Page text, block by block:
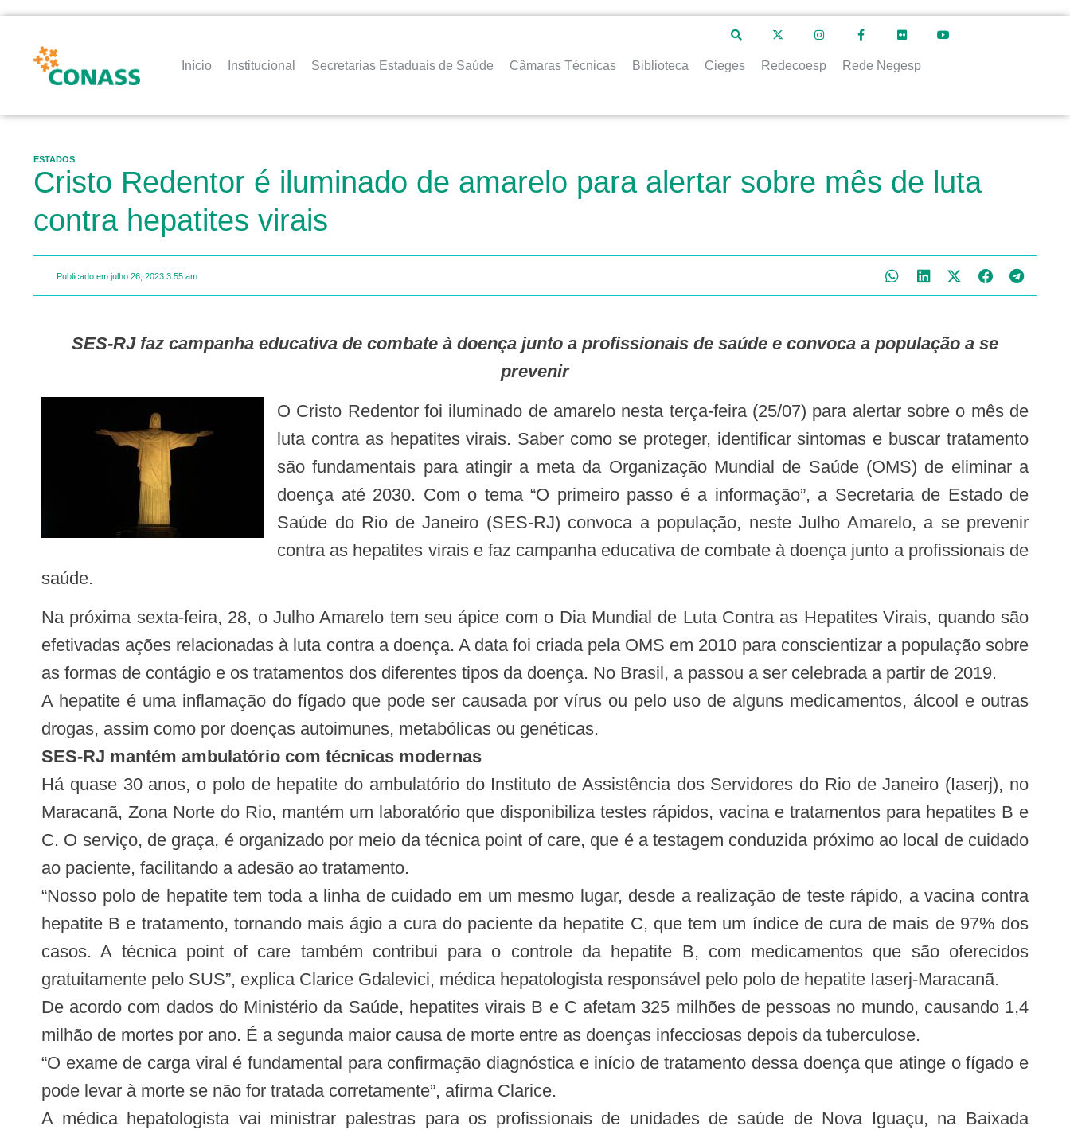
Início Institucional Secretarias Estaduais de Saúde Câmaras Técnicas Biblioteca Cieges Redecoesp Rede Negesp
ESTADOS
Cristo Redentor é iluminado de amarelo para alertar sobre mês de luta
contra hepatites virais
Publicado em julho 26, 2023 3:55 am
SES-RJ faz campanha educativa de combate à doença junto a profissionais de saúde e convoca a população a se
prevenir
O Cristo Redentor foi iluminado de amarelo nesta terça-feira (25/07) para alertar sobre o mês de
luta contra as hepatites virais. Saber como se proteger, identificar sintomas e buscar tratamento
são fundamentais para atingir a meta da Organização Mundial de Saúde (OMS) de eliminar a
doença até 2030. Com o tema “O primeiro passo é a informação”, a Secretaria de Estado de
Saúde do Rio de Janeiro (SES-RJ) convoca a população, neste Julho Amarelo, a se prevenir
contra as hepatites virais e faz campanha educativa de combate à doença junto a profissionais de
saúde.
Na próxima sexta-feira, 28, o Julho Amarelo tem seu ápice com o Dia Mundial de Luta Contra as Hepatites Virais, quando são
efetivadas ações relacionadas à luta contra a doença. A data foi criada pela OMS em 2010 para conscientizar a população sobre
as formas de contágio e os tratamentos dos diferentes tipos da doença. No Brasil, a passou a ser celebrada a partir de 2019.
A hepatite é uma inflamação do fígado que pode ser causada por vírus ou pelo uso de alguns medicamentos, álcool e outras
drogas, assim como por doenças autoimunes, metabólicas ou genéticas.
SES-RJ mantém ambulatório com técnicas modernas
Há quase 30 anos, o polo de hepatite do ambulatório do Instituto de Assistência dos Servidores do Rio de Janeiro (Iaserj), no
Maracanã, Zona Norte do Rio, mantém um laboratório que disponibiliza testes rápidos, vacina e tratamentos para hepatites B e
C. O serviço, de graça, é organizado por meio da técnica point of care, que é a testagem conduzida próximo ao local de cuidado
ao paciente, facilitando a adesão ao tratamento.
“Nosso polo de hepatite tem toda a linha de cuidado em um mesmo lugar, desde a realização de teste rápido, a vacina contra
hepatite B e tratamento, tornando mais ágio a cura do paciente da hepatite C, que tem um índice de cura de mais de 97% dos
casos. A técnica point of care também contribui para o controle da hepatite B, com medicamentos que são oferecidos
gratuitamente pelo SUS”, explica Clarice Gdalevici, médica hepatologista responsável pelo polo de hepatite Iaserj-Maracanã.
De acordo com dados do Ministério da Saúde, hepatites virais B e C afetam 325 milhões de pessoas no mundo, causando 1,4
milhão de mortes por ano. É a segunda maior causa de morte entre as doenças infecciosas depois da tuberculose.
“O exame de carga viral é fundamental para confirmação diagnóstica e início de tratamento dessa doença que atinge o fígado e
pode levar à morte se não for tratada corretamente”, afirma Clarice.
A médica hepatologista vai ministrar palestras para os profissionais de unidades de saúde de Nova Iguaçu, na Baixada